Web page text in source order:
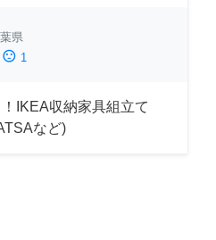
県
sentiment_dissatisfied 1
IKEA収納家具組立て
など)